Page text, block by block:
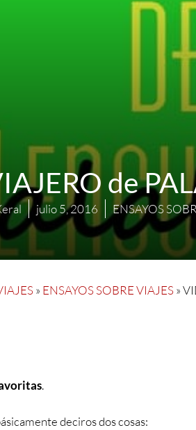
de
julio 5, 2016 ENSAYOS
» ENSAYOS SOBRE VIAJES»
.
deciros dos cosas: